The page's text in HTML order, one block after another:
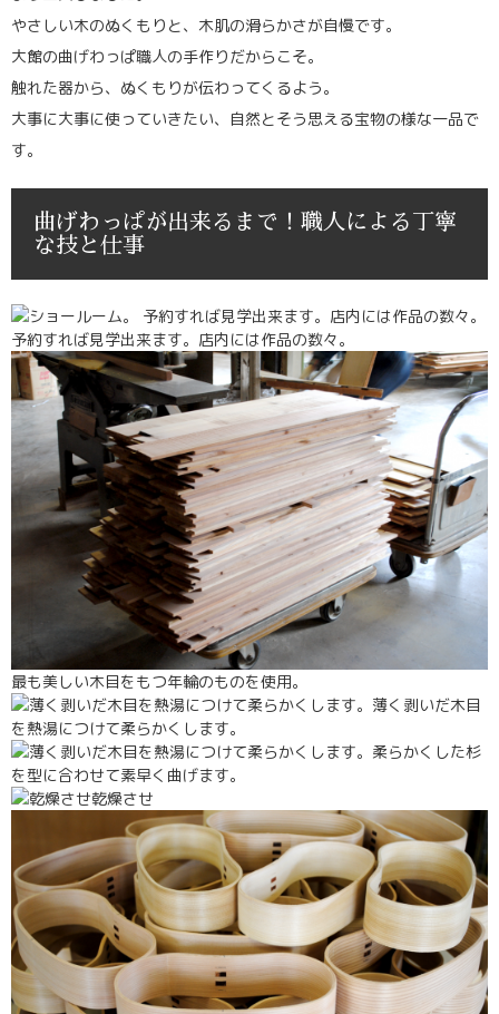
やさしい木のぬくもりと、木肌の滑らかさが自慢です。
大館の曲げわっぱ職人の手作りだからこそ。
触れた器から、ぬくもりが伝わってくるよう。
大事に大事に使っていきたい、自然とそう思える宝物の様な一品で
す。
曲げわっぱが出来るまで！職人による丁寧
な技と仕事
予約すれば見学出来ます。店内には作品の数々。
最も美しい木目をもつ年輪のものを使用。
薄く剥いだ木目
を熱湯につけて柔らかくします。
柔らかくした杉
を型に合わせて素早く曲げます。
乾燥させ